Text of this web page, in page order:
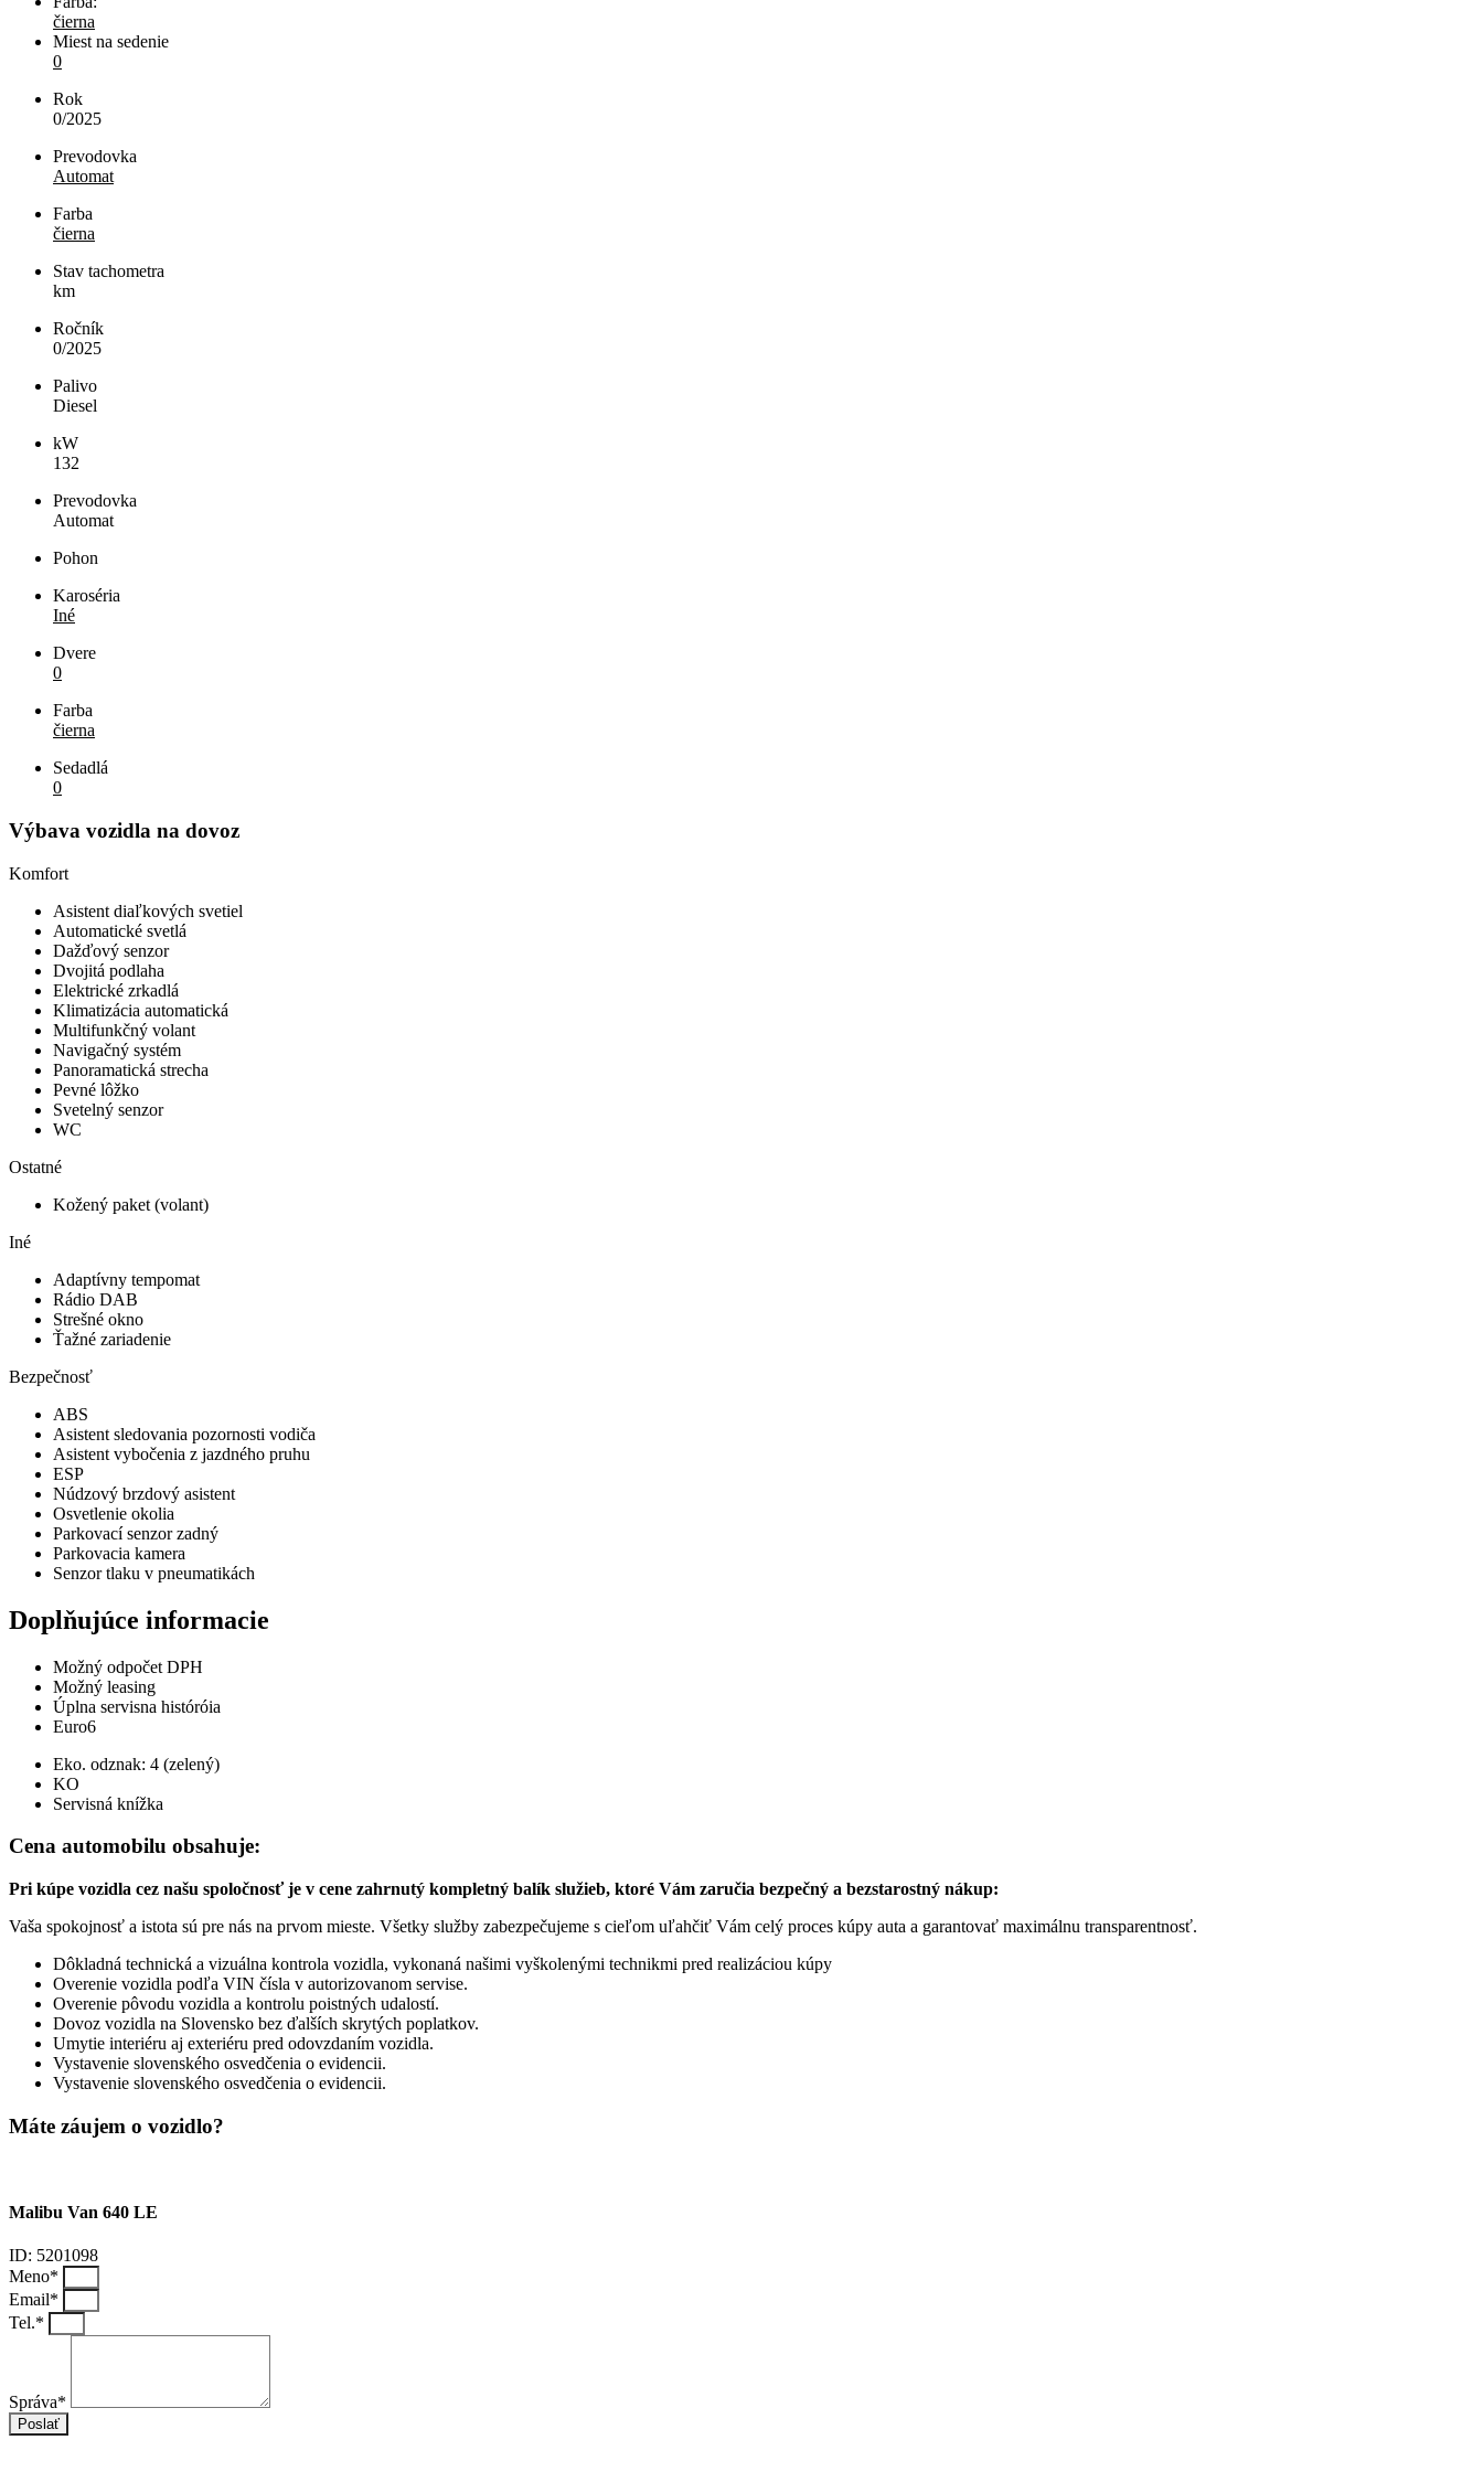
čierna
Miest na sedenie
0
Rok
0/2025
Prevodovka
Automat
Farba
čierna
Stav tachometra
km
Ročník
0/2025
Palivo
Diesel
kW
132
Prevodovka
Automat
Pohon
Karoséria
Iné
Dvere
0
Farba
čierna
Sedadlá
0
Výbava vozidla na dovoz
Komfort
Asistent diaľkových svetiel
Automatické svetlá
Dažďový senzor
Dvojitá podlaha
Elektrické zrkadlá
Klimatizácia automatická
Multifunkčný volant
Navigačný systém
Panoramatická strecha
Pevné lôžko
Svetelný senzor
WC
Ostatné
Kožený paket (volant)
Iné
Adaptívny tempomat
Rádio DAB
Strešné okno
Ťažné zariadenie
Bezpečnosť
ABS
Asistent sledovania pozornosti vodiča
Asistent vybočenia z jazdného pruhu
ESP
Núdzový brzdový asistent
Osvetlenie okolia
Parkovací senzor zadný
Parkovacia kamera
Senzor tlaku v pneumatikách
Doplňujúce informacie
Možný odpočet DPH
Možný leasing
Úplna servisna históróia
Euro6
Eko. odznak: 4 (zelený)
KO
Servisná knížka
Cena automobilu obsahuje:
Pri kúpe vozidla cez našu spoločnosť je v cene zahrnutý kompletný balík služieb, ktoré Vám zaručia bezpečný a bezstarostný nákup:
Vaša spokojnosť a istota sú pre nás na prvom mieste. Všetky služby zabezpečujeme s cieľom uľahčiť Vám celý proces kúpy auta a garantovať maximálnu transparentnosť.
Dôkladná technická a vizuálna kontrola vozidla, vykonaná našimi vyškolenými technikmi pred realizáciou kúpy
Overenie vozidla podľa VIN čísla v autorizovanom servise.
Overenie pôvodu vozidla a kontrolu poistných udalostí.
Dovoz vozidla na Slovensko bez ďalších skrytých poplatkov.
Umytie interiéru aj exteriéru pred odovzdaním vozidla.
Vystavenie slovenského osvedčenia o evidencii.
Vystavenie slovenského osvedčenia o evidencii.
Máte záujem o vozidlo?
Malibu Van 640 LE
ID: 5201098
Meno*
Email*
Tel.*
Správa*
Poslať